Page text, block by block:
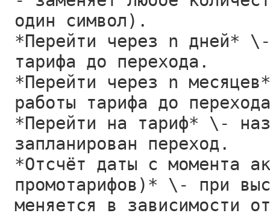
один символ).
*Перейти через n дней*
тарифа до перехода.
*Перейти через n
работы тарифа до перехода
*Перейти на тариф* \-
запланирован переход.
*Отсчёт даты с момента
промотарифов)* \- при
меняется в зависимости